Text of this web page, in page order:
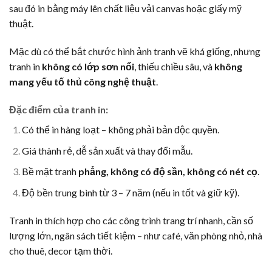
sau đó in bằng máy lên chất liệu vải canvas hoặc giấy mỹ
thuật.
Mặc dù có thể bắt chước hình ảnh tranh vẽ khá giống, nhưng
tranh in không có lớp sơn nổi, thiếu chiều sâu, và không
mang yếu tố thủ công nghệ thuật.
Đặc điểm của tranh in:
Có thể in hàng loạt – không phải bản độc quyền.
Giá thành rẻ, dễ sản xuất và thay đổi mẫu.
Bề mặt tranh phẳng, không có độ sần, không có nét cọ.
Độ bền trung bình từ 3 – 7 năm (nếu in tốt và giữ kỹ).
Tranh in thích hợp cho các công trình trang trí nhanh, cần số
lượng lớn, ngân sách tiết kiệm – như café, văn phòng nhỏ, nhà
cho thuê, decor tạm thời.